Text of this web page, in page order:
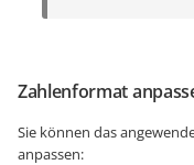
Zahlenformat
Sie können das
anpassen: